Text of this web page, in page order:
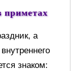
приметах
а
знаком: